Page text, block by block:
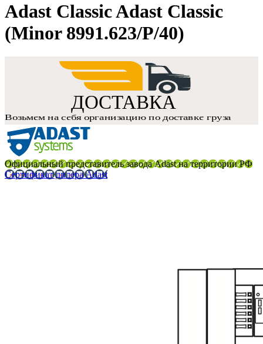
Adast Classic Adast Classic
(Minor 8991.623/P/40)
Официальный представитель завода Adast на территории РФ
Сертификат дилера Adast